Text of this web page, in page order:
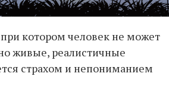
котором человек не может
живые, реалистичные
страхом и непониманием